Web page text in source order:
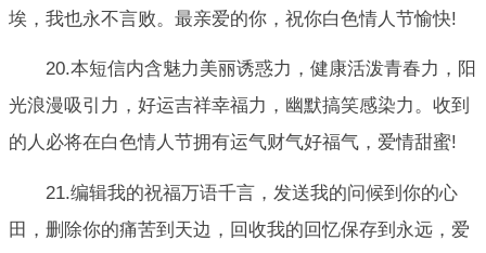
埃，我也永不言败。最亲爱的你，祝你白色情人节愉快!
20.本短信内含魅力美丽诱惑力，健康活泼青春力，阳
光浪漫吸引力，好运吉祥幸福力，幽默搞笑感染力。收到
的人必将在白色情人节拥有运气财气好福气，爱情甜蜜!
21.编辑我的祝福万语千言，发送我的问候到你的心
田，删除你的痛苦到天边，回收我的回忆保存到永远，爱